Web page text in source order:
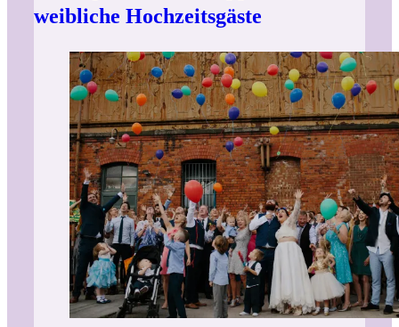
weibliche Hochzeitsgäste